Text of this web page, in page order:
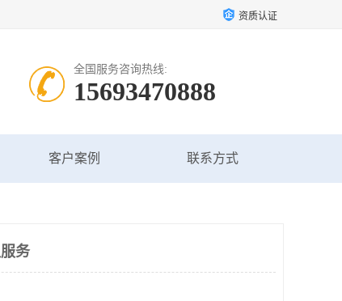
资质认证
全国服务咨询热线:
15693470888
客户案例 联系方式
务